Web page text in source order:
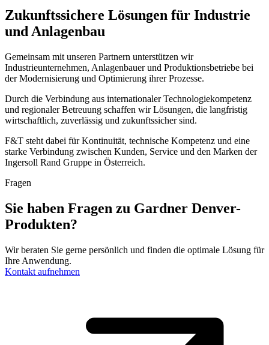
Zukunftssichere Lösungen für Industrie
und Anlagenbau
Gemeinsam mit unseren Partnern unterstützen wir
Industrieunternehmen, Anlagenbauer und Produktionsbetriebe bei
der Modernisierung und Optimierung ihrer Prozesse.
Durch die Verbindung aus internationaler Technologiekompetenz
und regionaler Betreuung schaffen wir Lösungen, die langfristig
wirtschaftlich, zuverlässig und zukunftssicher sind.
F&T steht dabei für Kontinuität, technische Kompetenz und eine
starke Verbindung zwischen Kunden, Service und den Marken der
Ingersoll Rand Gruppe in Österreich.
Fragen
Sie haben Fragen zu Gardner Denver-
Produkten?
Wir beraten Sie gerne persönlich und finden die optimale Lösung für
Ihre Anwendung.
Kontakt aufnehmen